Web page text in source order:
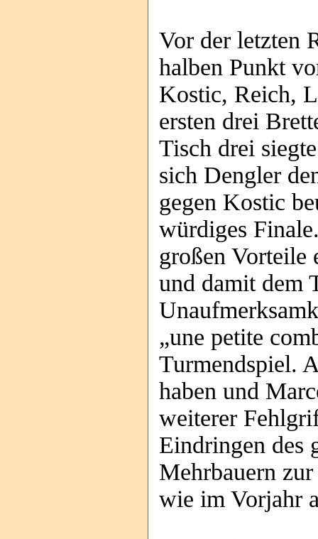
Vor der letzten
halben Punkt
Kostic, Reich,
ersten drei
Tisch drei
sich Dengler
gegen Kostic
würdiges
großen Vorteile
und damit dem
„une petite
Turmendspiel.
haben und
weiterer
Eindringen des
Mehrbauern
wie im Vorjahr